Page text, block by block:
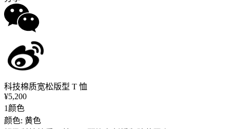
科技棉质宽松版型 T 恤
¥5,200
1颜色
颜色: 黄色